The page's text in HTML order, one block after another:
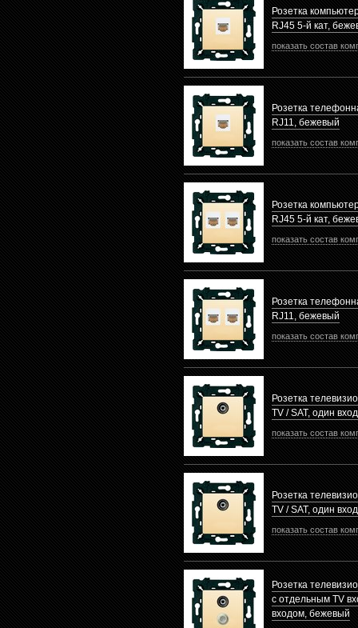
Розетка
RJ45 5-й кат,
показать состав
Розетка
RJ11, бежевый
показать состав
Розетка
RJ45 5-й кат,
показать состав
Розетка
RJ11, бежевый
показать состав
Розетка
TV / SAT, один
показать состав
Розетка
TV / SAT, один
показать состав
Розетка
с отдельным TV
входом, бежевый